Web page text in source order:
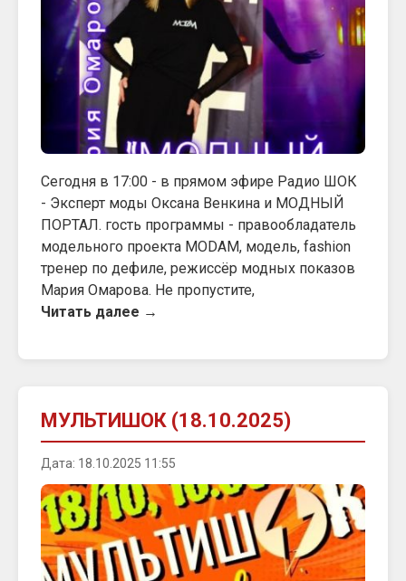
Сегодня в 17:00 - в прямом эфире Радио ШОК
- Эксперт моды Оксана Венкина и МОДНЫЙ
ПОРТАЛ. гость программы - правообладатель
модельного проекта MODAM, модель, fashion
тренер по дефиле, режиссёр модных показов
Мария Омарова. Не пропустите,
Читать далее →
МУЛЬТИШОК (18.10.2025)
Дата: 18.10.2025 11:55